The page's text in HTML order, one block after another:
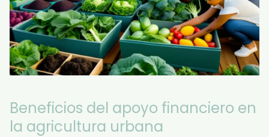
Beneficios del apoyo financiero en
la agricultura urbana